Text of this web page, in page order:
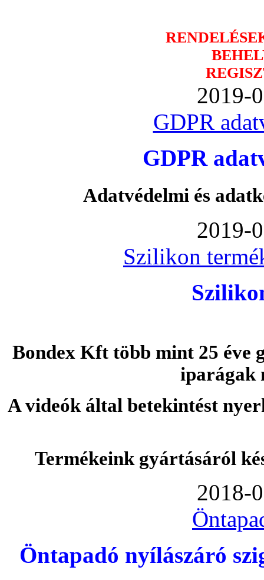
2019-
GDPR
GDPR
Adatvédelmi és
2019-
Szilikon
Bondex Kft több mint 25 éve
iparágak
A videók által betekintést
Termékeink gyártásáról
2018-
Öntapadó nyílászáró